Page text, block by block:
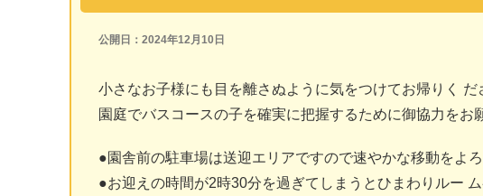
公開日：2024年12月10日
小さなお子様にも目を離さぬように気をつけてお帰りく だ
園庭でバスコースの子を確実に把握するために御協力をお
●園舎前の駐車場は送迎エリアですので速やかな移動をよ
●お迎えの時間が2時30分を過ぎてしまうとひまわりルー ム